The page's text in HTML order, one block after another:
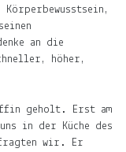
an die
höher,
geholt. Erst am
in der Küche des
fragten wir. Er